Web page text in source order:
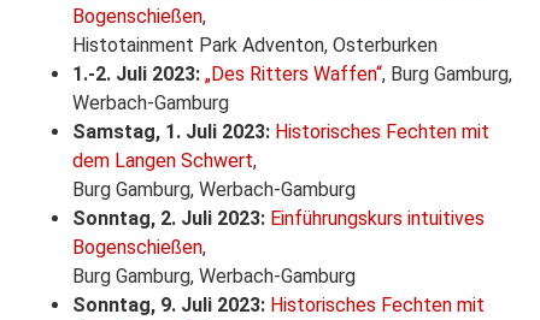
Bogenschießen,
Histotainment Park Adventon, Osterburken
1.-2. Juli 2023: „Des Ritters Waffen“, Burg Gamburg,
Werbach-Gamburg
Samstag, 1. Juli 2023: Historisches Fechten mit
dem Langen Schwert,
Burg Gamburg, Werbach-Gamburg
Sonntag, 2. Juli 2023: Einführungskurs intuitives
Bogenschießen,
Burg Gamburg, Werbach-Gamburg
Sonntag, 9. Juli 2023: Historisches Fechten mit